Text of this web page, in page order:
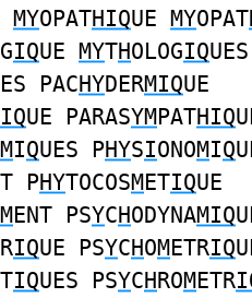
MYOPATHIQUE MYOPAT
IQUE MYTHOLOGIQUES
PACHYDERMIQUE
UE PARASYMPATHIQ
MIQUES PHYSIONOMIQ
PHYTOCOSMETIQUE
MENT PSYCHODYNAMIQ
IQUE PSYCHOMETRIQ
IQUES PSYCHROMETR